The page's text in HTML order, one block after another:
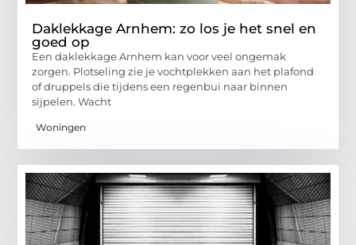
Daklekkage Arnhem: zo los je het snel en
goed op
Een daklekkage Arnhem kan voor veel ongemak
zorgen. Plotseling zie je vochtplekken aan het plafond
of druppels die tijdens een regenbui naar binnen
sijpelen. Wacht
Woningen